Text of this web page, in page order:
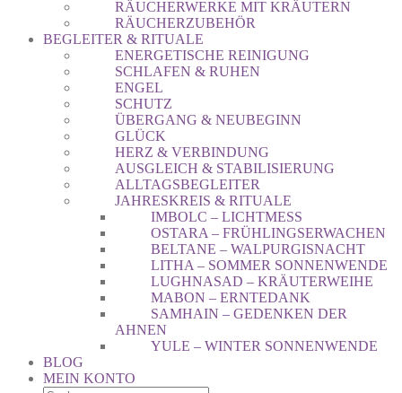
RÄUCHERWERKE MIT KRÄUTERN
RÄUCHERZUBEHÖR
BEGLEITER & RITUALE
ENERGETISCHE REINIGUNG
SCHLAFEN & RUHEN
ENGEL
SCHUTZ
ÜBERGANG & NEUBEGINN
GLÜCK
HERZ & VERBINDUNG
AUSGLEICH & STABILISIERUNG
ALLTAGSBEGLEITER
JAHRESKREIS & RITUALE
IMBOLC – LICHTMESS
OSTARA – FRÜHLINGSERWACHEN
BELTANE – WALPURGISNACHT
LITHA – SOMMER SONNENWENDE
LUGHNASAD – KRÄUTERWEIHE
MABON – ERNTEDANK
SAMHAIN – GEDENKEN DER
AHNEN
YULE – WINTER SONNENWENDE
BLOG
MEIN KONTO